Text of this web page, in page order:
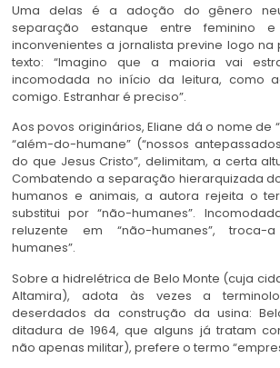
Uma delas é a adoção do gênero
separação estanque entre feminino e
inconvenientes a jornalista previne logo
texto: “Imagino que a maioria vai
incomodada no início da leitura, como
comigo. Estranhar é preciso”.
Aos povos originários, Eliane dá o nome de
“além-do-humane” (“nossos
do que Jesus Cristo”, delimitam, a certa
Combatendo a separação hierarquizada
humanos e animais, a autora rejeita o
substitui por “não-humanes”.
reluzente em “não-humanes”, troca-
humanes”.
Sobre a hidrelétrica de Belo Monte (cuja
Altamira), adota às vezes a
deserdados da construção da usina:
ditadura de 1964, que alguns já tratam
não apenas militar), prefere o termo